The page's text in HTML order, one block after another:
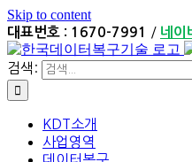
Skip to content
대표번호 : 1670-7991 / 네이
검색:
KDT소개
사업영역